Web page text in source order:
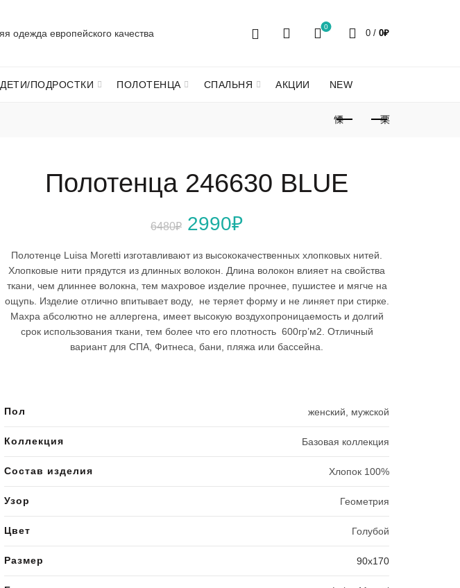
0
0 / 0₽
ДЕТИ/ПОДРОСТКИ ПОЛОТЕНЦА СПАЛЬНЯ АКЦИИ NEW
Полотенца 246630 BLUE
6480₽ Первоначальная
цена
составляла
6480₽.
2990₽Текущая
цена:
2990₽.
Полотенце Luisa Moretti изготавливают из высококачественных хлопковых нитей.
Хлопковые нити прядутся из длинных волокон. Длина волокон влияет на свойства
ткани, чем длиннее волокна, тем махровое изделие прочнее, пушистее и мягче на
ощупь. Изделие отлично впитывает воду, не теряет форму и не линяет при стирке.
Махра абсолютно не аллергена, имеет высокую воздухопроницаемость и долгий
срок использования ткани, тем более что его плотность 600гр’м2. Отличный
вариант для СПА, Фитнеса, бани, пляжа или бассейна.
Пол женский, мужской
Коллекция Базовая коллекция
Состав изделия Хлопок 100%
Узор Геометрия
Цвет Голубой
Размер 90х170